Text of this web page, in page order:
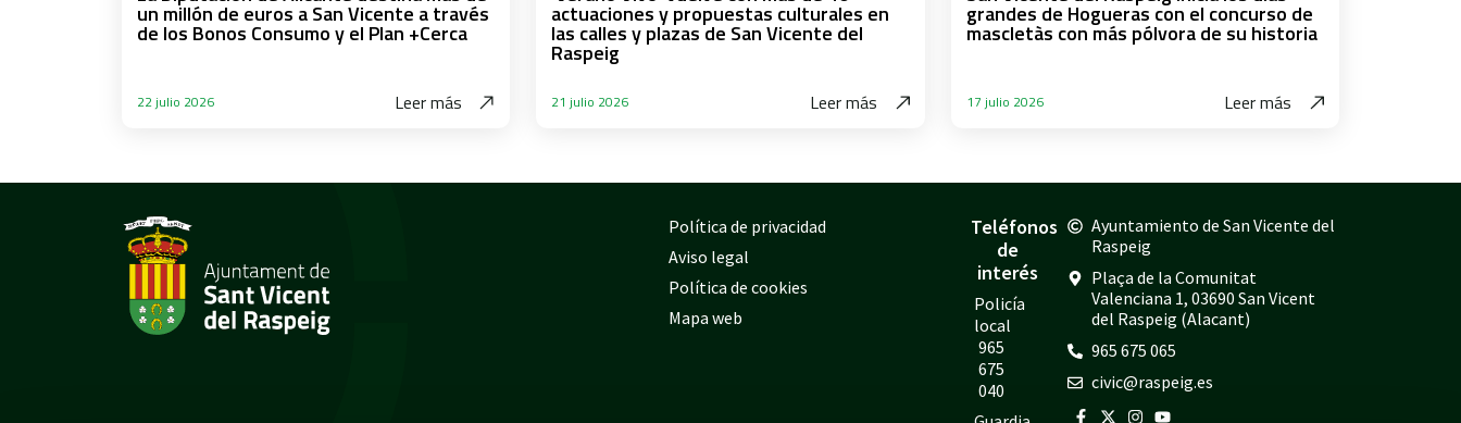
un millón de euros a San Vicente a través
de los Bonos Consumo y el Plan +Cerca
22 julio 2026 Leer más
actuaciones y propuestas culturales en
las calles y plazas de San Vicente del
Raspeig
21 julio 2026 Leer más
grandes de Hogueras con el concurso de
mascletàs con más pólvora de su historia
17 julio 2026 Leer más
Política de privacidad
Aviso legal
Política de cookies
Mapa web
Teléfonos
de
interés
Policía
local
965
675
040
Ayuntamiento de San Vicente del
Raspeig
Plaça de la Comunitat
Valenciana 1, 03690 San Vicent
del Raspeig (Alacant)
965 675 065
civic@raspeig.es